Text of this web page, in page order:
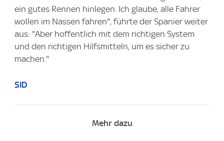
ein gutes Rennen hinlegen. Ich glaube, alle Fahrer
wollen im Nassen fahren", führte der Spanier weiter
aus: "Aber hoffentlich mit dem richtigen System
und den richtigen Hilfsmitteln, um es sicher zu
machen."
SID
Mehr dazu